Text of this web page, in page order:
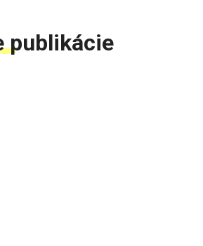
publikácie